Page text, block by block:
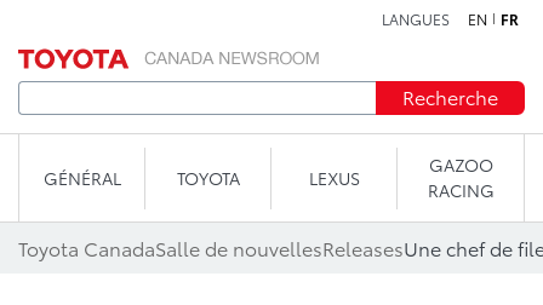
LANGUES EN FR
Recherche
GÉNÉRAL TOYOTA LEXUS
GAZOO
RACING
Toyota CanadaSalle de nouvellesReleases